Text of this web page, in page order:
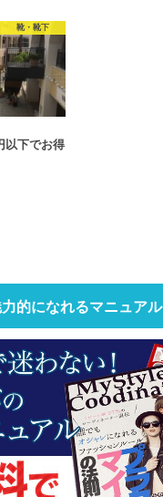
靴・靴下
以下でお得
的になれるマニュアル